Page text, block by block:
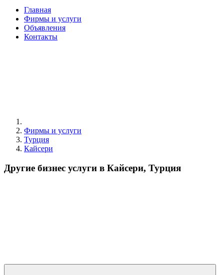
Главная
Фирмы и услуги
Объявления
Контакты
Фирмы и услуги
Турция
Кайсери
Другие бизнес услуги в Кайсери, Турция